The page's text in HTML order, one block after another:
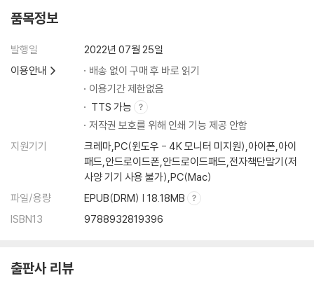
품목정보
발행일
2022년 07월 25일
이용안내
배송 없이 구매 후 바로 읽기
이용기간 제한없음
TTS 가능
저작권 보호를 위해 인쇄 기능 제공 안함
지원기기
크레마,PC(윈도우 - 4K 모니터 미지원),아이폰,아이
패드,안드로이드폰,안드로이드패드,전자책단말기(저
사양 기기 사용 불가),PC(Mac)
파일/용량
EPUB(DRM) | 18.18MB
ISBN13
9788932819396
출판사 리뷰